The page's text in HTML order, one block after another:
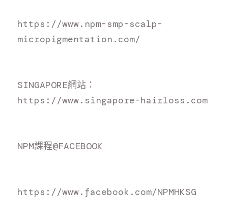
https://www.npm-smp-scalp-
micropigmentation.com/
SINGAPORE網站：
https://www.singapore-hairloss.com
NPM課程@FACEBOOK
https://www.facebook.com/NPMHKSG